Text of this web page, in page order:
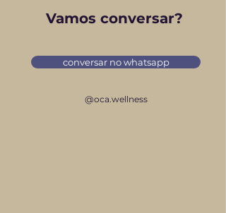
Vamos conversar?
conversar no whatsapp
@oca.wellness